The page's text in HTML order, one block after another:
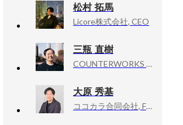
松村 拓馬
Licore株式会社, CEO
三瓶 直樹
COUNTERWORKS inc, CEO
大原 秀基
ココカラ合同会社, Founder, CEO